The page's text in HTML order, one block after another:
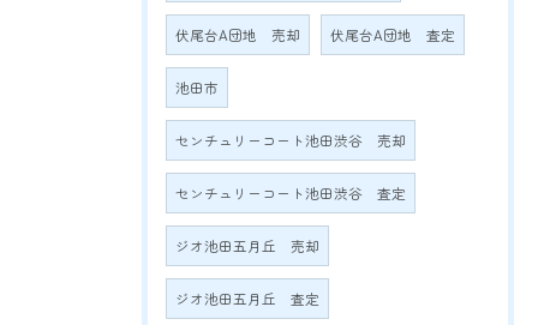
伏尾台A団地 売却 伏尾台A団地 査定
池田市
センチュリーコート池田渋谷 売却
センチュリーコート池田渋谷 査定
ジオ池田五月丘 売却
ジオ池田五月丘 査定